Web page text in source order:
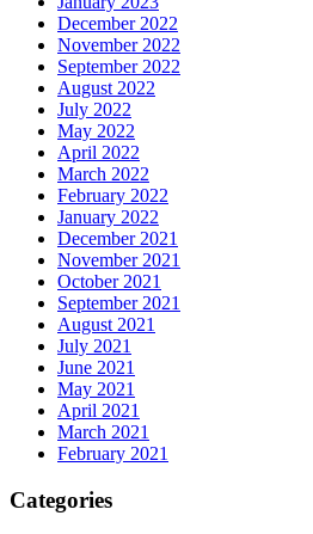
December 2022
November 2022
September 2022
August 2022
July 2022
May 2022
April 2022
March 2022
February 2022
January 2022
December 2021
November 2021
October 2021
September 2021
August 2021
July 2021
June 2021
May 2021
April 2021
March 2021
February 2021
Categories